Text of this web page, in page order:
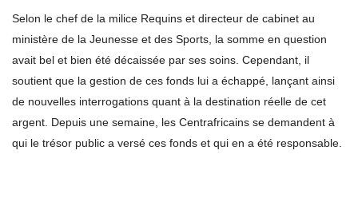
Selon le chef de la milice Requins et directeur de cabinet au
ministère de la Jeunesse et des Sports, la somme en question
avait bel et bien été décaissée par ses soins. Cependant, il
soutient que la gestion de ces fonds lui a échappé, lançant ainsi
de nouvelles interrogations quant à la destination réelle de cet
argent. Depuis une semaine, les Centrafricains se demandent à
qui le trésor public a versé ces fonds et qui en a été responsable.